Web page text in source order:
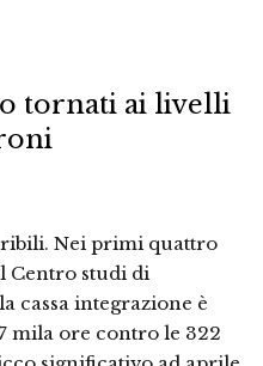
tornati ai livelli
Nei primi quattro
Centro studi di
cassa integrazione è
mila ore contro le 322